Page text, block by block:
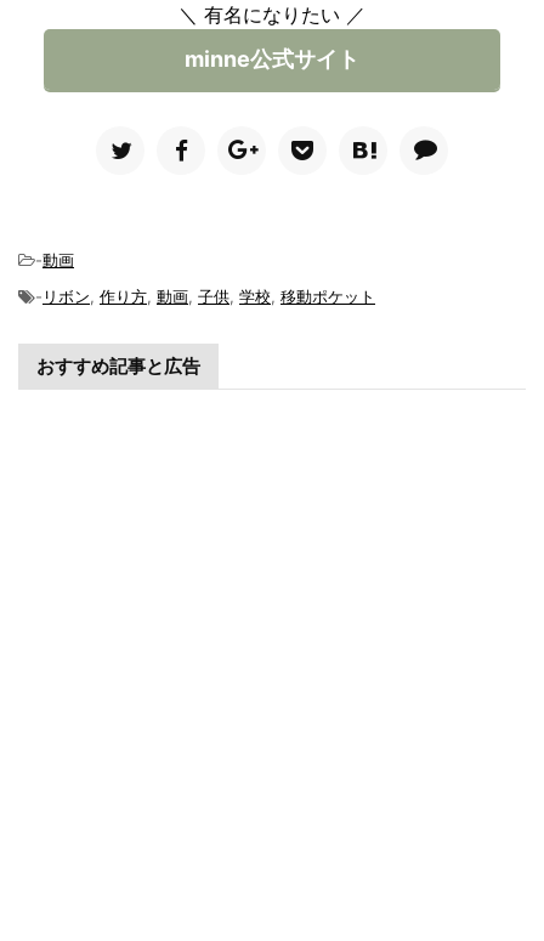
＼ 有名になりたい ／
minne公式サイト
-動画
- リボン, 作り方, 動画, 子供, 学校, 移動ポケット
おすすめ記事と広告